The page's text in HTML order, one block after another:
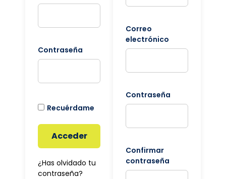
Contraseña
Recuérdame
Acceder
¿Has olvidado tu
contraseña?
Correo
electrónico
Contraseña
Confirmar
contraseña